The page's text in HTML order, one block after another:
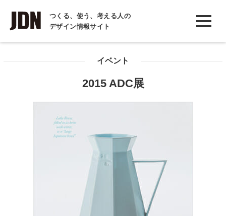
つくる、使う、考える人の
デザイン情報サイト
INTERVIEW
インタビュー
イベント
2015 ADC展